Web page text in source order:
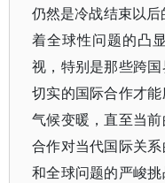
仍然是冷战结束以
着全球性问题的凸
视，特别是那些跨
切实的国际合作才
气候变暖，直至当
合作对当代国际关
和全球问题的严峻